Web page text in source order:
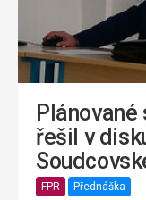
řešil v
FPR Přednáška